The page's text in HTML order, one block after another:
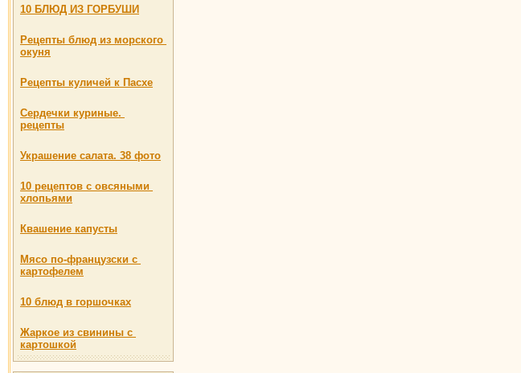
10 БЛЮД ИЗ ГОРБУШИ
Рецепты блюд из морского
окуня
Рецепты куличей к Пасхе
Сердечки куриные.
рецепты
Украшение салата. 38 фото
10 рецептов с овсяными
хлопьями
Квашение капусты
Мясо по-французски с
картофелем
10 блюд в горшочках
Жаркое из свинины с
картошкой